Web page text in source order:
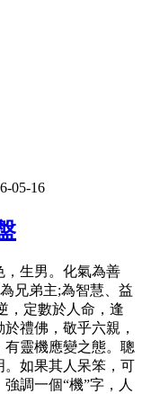
05-16
，生男。化氣為善
兄弟主;為智慧、益
，定數於人命，逢
禮佛，敬乎六親，
靈機應變之態。聰
。如果其人呆笨，可
調一個“機”字，人